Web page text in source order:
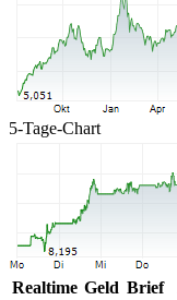
5-Tage-Chart
Realtime Geld Brief